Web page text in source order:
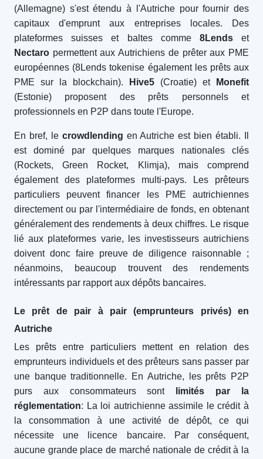
(Allemagne) s'est étendu à l'Autriche pour fournir des
capitaux d'emprunt aux entreprises locales. Des
plateformes suisses et baltes comme 8Lendset
Nectaro permettent aux Autrichiens de prêter aux PME
européennes (8Lends tokenise également les prêts aux
PME sur la blockchain).
Hive5 (Croatie) et
Monefit
(Estonie) proposent des prêts personnels et
professionnels en P2P dans toute l'Europe.
En bref, le crowdlending en Autriche est bien établi. Il
est dominé par quelques marques nationales clés
(Rockets, Green Rocket, Klimja), mais comprend
également des plateformes multi-pays. Les prêteurs
particuliers peuvent financer les PME autrichiennes
directement ou par l'intermédiaire de fonds, en obtenant
généralement des rendements à deux chiffres. Le risque
lié aux plateformes varie, les investisseurs autrichiens
doivent donc faire preuve de diligence raisonnable ;
néanmoins, beaucoup trouvent des rendements
intéressants par rapport aux dépôts bancaires.
Le prêt de pair à pair (emprunteurs privés) en
Autriche
Les prêts entre particuliers mettent en relation des
emprunteurs individuels et des prêteurs sans passer par
une banque traditionnelle. En Autriche, les prêts P2P
purs aux consommateurs sont
limités par la
réglementation: La loi autrichienne assimile le crédit à
la consommation à une activité de dépôt, ce qui
nécessite une licence bancaire. Par conséquent,
aucune grande place de marché nationale de crédit à la